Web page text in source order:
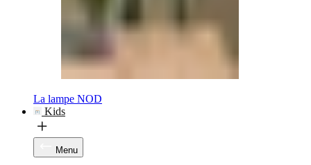
La lampe NOD
Kids
Menu